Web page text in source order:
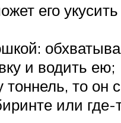
его
и водить ею;
то он
или